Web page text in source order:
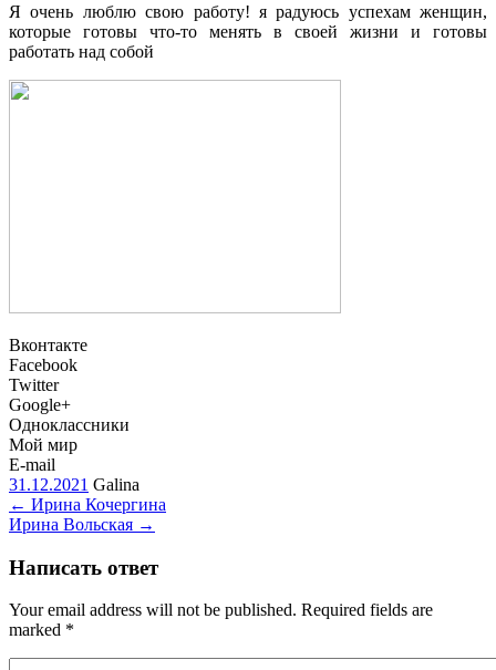
Я очень люблю свою работу! я радуюсь успехам женщин,
которые готовы что-то менять в своей жизни и готовы
работать над собой
Вконтакте
Facebook
Twitter
Google+
Одноклассники
Мой мир
E-mail
31.12.2021 Galina
← Ирина Кочергина
Ирина Вольская →
Написать ответ
Your email address will not be published. Required fields are
marked *